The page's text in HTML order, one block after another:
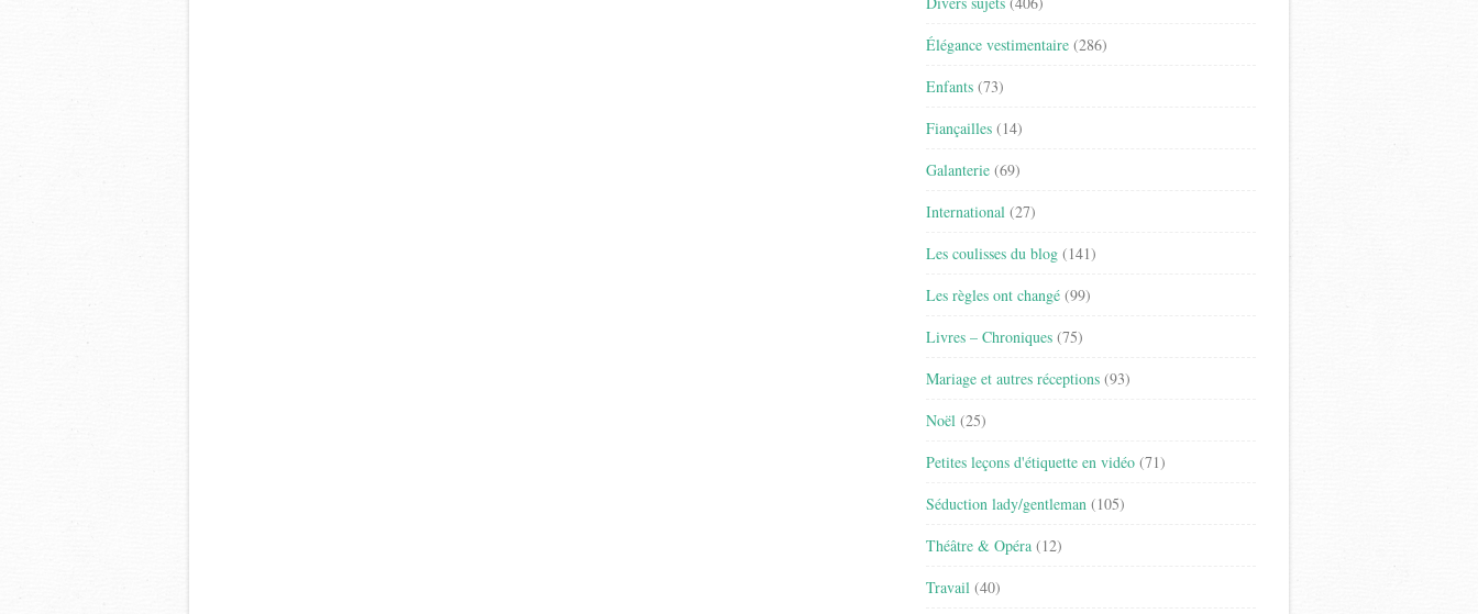
Élégance vestimentaire (286)
Enfants (73)
Fiançailles (14)
Galanterie (69)
International (27)
Les coulisses du blog (141)
Les règles ont changé (99)
Livres – Chroniques (75)
Mariage et autres réceptions (93)
Noël (25)
Petites leçons d'étiquette en vidéo (71)
Séduction lady/gentleman (105)
Théâtre & Opéra (12)
Travail (40)